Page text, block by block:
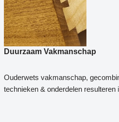
Duurzaam Vakmanschap
Ouderwets vakmanschap,
technieken & onderdelen resulteren